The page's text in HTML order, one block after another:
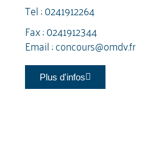
Tel :0241912264
Fax : 0241912344
Email :concours@omdv.fr
Plus d'infos